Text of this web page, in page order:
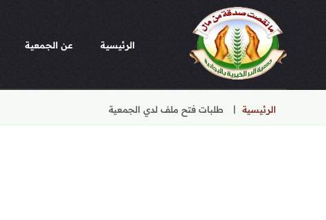
الرئيسية عن الجمعية
الرئيسية طلبات فتح ملف لدي الجمعية